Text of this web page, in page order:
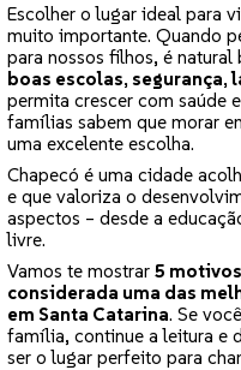
Escolher o lugar ideal para
muito importante. Quando
para nossos filhos, é natural
boas escolas, segurança,
permita crescer com saúde
famílias sabem que morar
uma excelente escolha.
Chapecó é uma cidade
e que valoriza o
aspectos – desde a
livre.
Vamos te mostrar 5
considerada uma das
em Santa Catarina. Se
família, continue a leitura e
ser o lugar perfeito para